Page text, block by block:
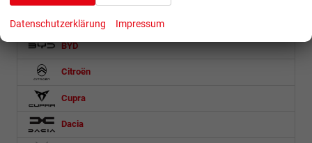
BMW
BYD
Citroën
Cupra
Dacia
Datenschutzerklärung Impressum